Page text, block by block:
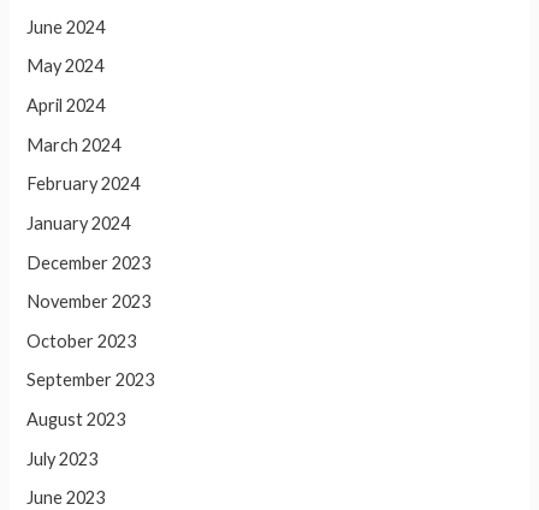
June 2024
May 2024
April 2024
March 2024
February 2024
January 2024
December 2023
November 2023
October 2023
September 2023
August 2023
July 2023
June 2023